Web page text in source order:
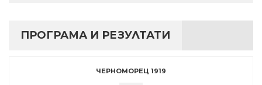
ПРОГРАМА И РЕЗУЛТАТИ
ЧЕРНОМОРЕЦ 1919